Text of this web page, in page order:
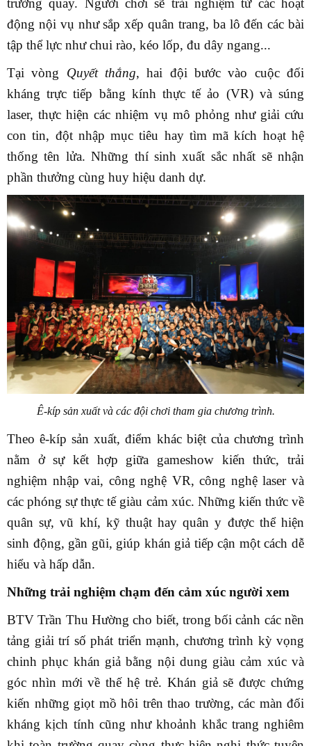
trường quay. Người chơi sẽ trải nghiệm từ các hoạt
động nội vụ như sắp xếp quân trang, ba lô đến các bài
tập thể lực như chui rào, kéo lốp, đu dây ngang...
Tại vòng Quyết thắng, hai đội bước vào cuộc đối
kháng trực tiếp bằng kính thực tế ảo (VR) và súng
laser, thực hiện các nhiệm vụ mô phỏng như giải cứu
con tin, đột nhập mục tiêu hay tìm mã kích hoạt hệ
thống tên lửa. Những thí sinh xuất sắc nhất sẽ nhận
phần thưởng cùng huy hiệu danh dự.
Ê-kíp sản xuất và các đội chơi tham gia chương trình.
Theo ê-kíp sản xuất, điểm khác biệt của chương trình
nằm ở sự kết hợp giữa gameshow kiến thức, trải
nghiệm nhập vai, công nghệ VR, công nghệ laser và
các phóng sự thực tế giàu cảm xúc. Những kiến thức về
quân sự, vũ khí, kỹ thuật hay quân y được thể hiện
sinh động, gần gũi, giúp khán giả tiếp cận một cách dễ
hiểu và hấp dẫn.
Những trải nghiệm chạm đến cảm xúc người xem
BTV Trần Thu Hường cho biết, trong bối cảnh các nền
tảng giải trí số phát triển mạnh, chương trình kỳ vọng
chinh phục khán giả bằng nội dung giàu cảm xúc và
góc nhìn mới về thế hệ trẻ. Khán giả sẽ được chứng
kiến những giọt mồ hôi trên thao trường, các màn đối
kháng kịch tính cũng như khoảnh khắc trang nghiêm